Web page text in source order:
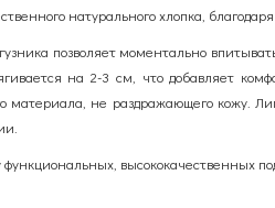
натурального хлопка,
позволяет моментально
на 2-3 см, что добавляет
материала, не раздражающего кожу.
функциональных, высококачественных